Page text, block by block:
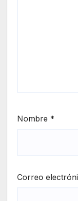
Nombre *
Correo